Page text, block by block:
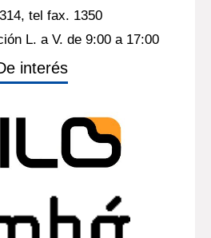
tel fax. 1350
L. a V. de 9:00 a 17:00
interés